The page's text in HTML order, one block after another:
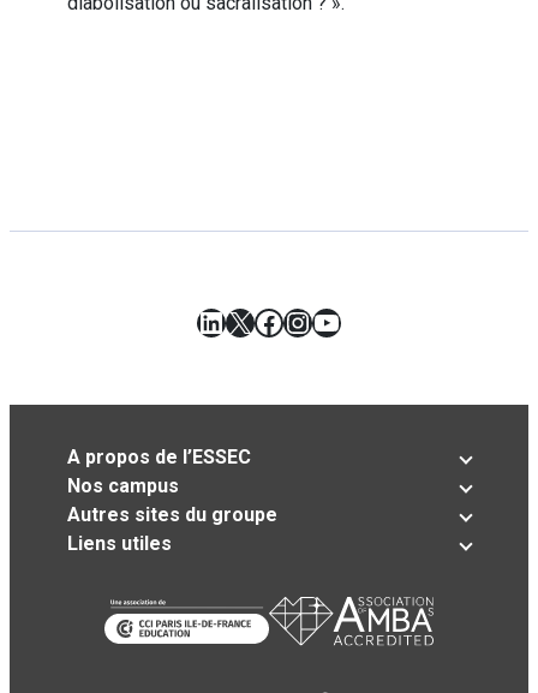
LinkedIn
X Facebook
Instagram
YouTube
A propos de l’ESSEC
Nos campus
Autres sites du groupe
Liens utiles